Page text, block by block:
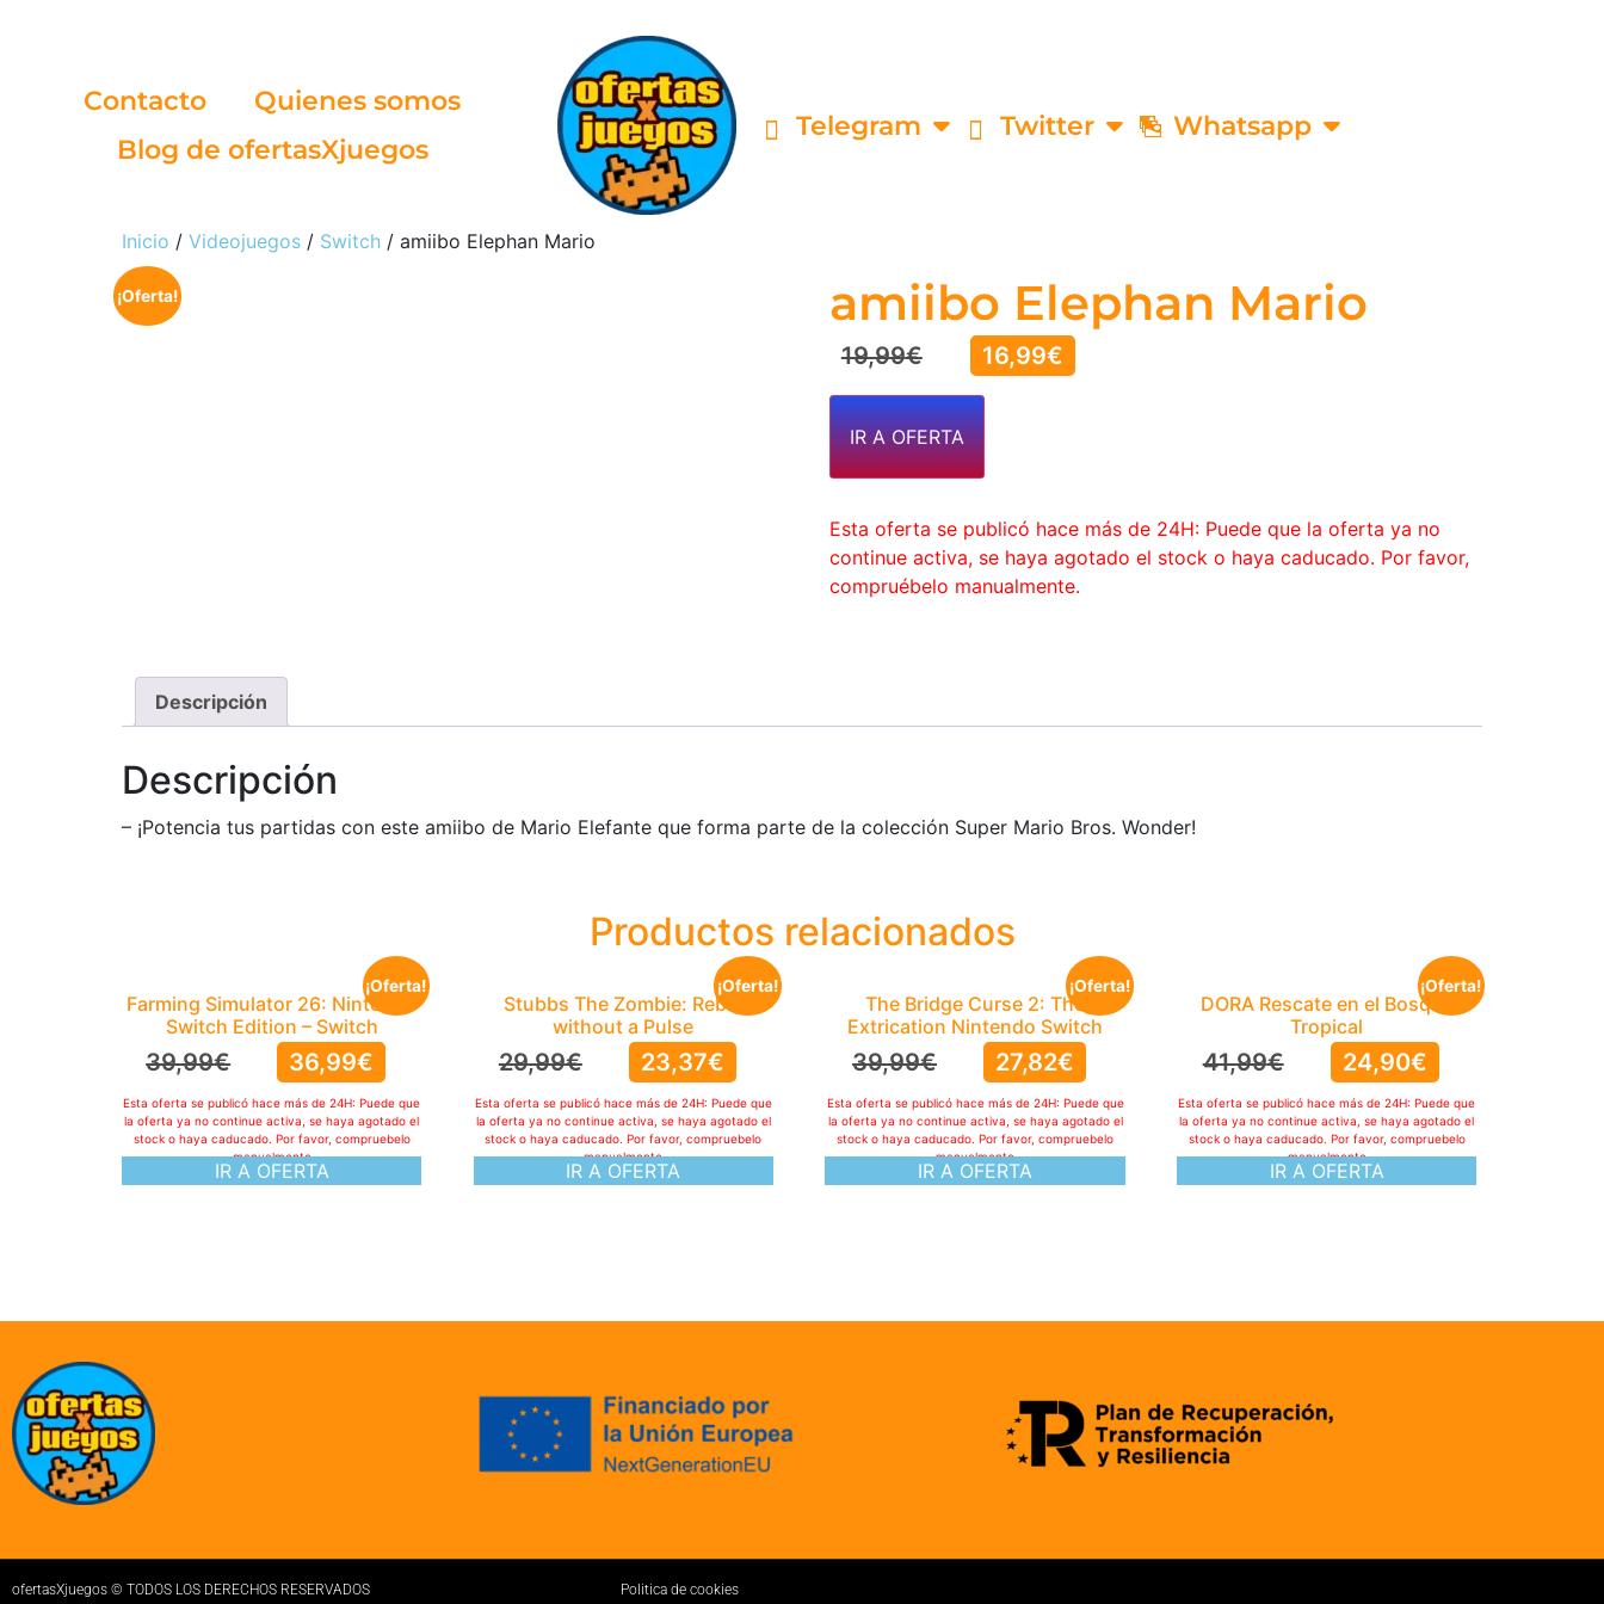
Contacto
Quienes somos
Blog de ofertasXjuegos
Telegram Twitter Whatsapp
Inicio / Videojuegos / Switch / amiibo Elephan Mario
¡Oferta! amiibo Elephan Mario
19,99€ 16,99€
IR A OFERTA
Esta oferta se publicó hace más de 24H: Puede que la oferta ya no
continue activa, se haya agotado el stock o haya caducado. Por favor,
compruébelo manualmente.
Descripción
Descripción
– ¡Potencia tus partidas con este amiibo de Mario Elefante que forma parte de la colección Super Mario Bros. Wonder!
Productos relacionados
¡Oferta!
Farming Simulator 26: Nintendo
Switch Edition – Switch
39,99€ 36,99€
IR A OFERTA
Esta oferta se publicó hace más de 24H: Puede que
la oferta ya no continue activa, se haya agotado el
stock o haya caducado. Por favor, compruebelo
manualmente
¡Oferta!
Stubbs The Zombie: Rebel
without a Pulse
29,99€ 23,37€
IR A OFERTA
Esta oferta se publicó hace más de 24H: Puede que
la oferta ya no continue activa, se haya agotado el
stock o haya caducado. Por favor, compruebelo
manualmente
¡Oferta!
The Bridge Curse 2: The
Extrication Nintendo Switch
39,99€ 27,82€
IR A OFERTA
Esta oferta se publicó hace más de 24H: Puede que
la oferta ya no continue activa, se haya agotado el
stock o haya caducado. Por favor, compruebelo
manualmente
¡Oferta!
DORA Rescate en el Bosque
Tropical
41,99€ 24,90€
IR A OFERTA
Esta oferta se publicó hace más de 24H: Puede que
la oferta ya no continue activa, se haya agotado el
stock o haya caducado. Por favor, compruebelo
manualmente
ofertasXjuegos © TODOS LOS DERECHOS RESERVADOS Politica de cookies